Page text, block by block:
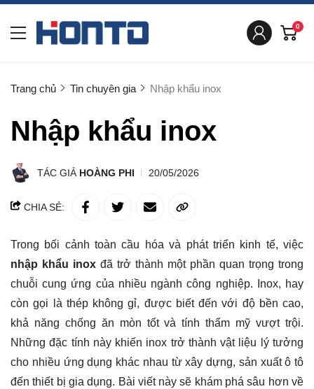
0
Trang chủ Tin chuyên gia Nhập khẩu inox
Nhập khẩu inox
TÁC GIẢ HOÀNG PHI 20/05/2026
CHIA SẺ:
Trong bối cảnh toàn cầu hóa và phát triển kinh tế, việc
nhập khẩu inox đã trở thành một phần quan trọng trong
chuỗi cung ứng của nhiều ngành công nghiệp. Inox, hay
còn gọi là thép không gỉ, được biết đến với độ bền cao,
khả năng chống ăn mòn tốt và tính thẩm mỹ vượt trội.
Những đặc tính này khiến inox trở thành vật liệu lý tưởng
cho nhiều ứng dụng khác nhau từ xây dựng, sản xuất ô tô
đến thiết bị gia dụng. Bài viết này sẽ khám phá sâu hơn về